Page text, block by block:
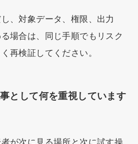
、対象データ、権限、出力
場合は、同じ手順でもリスク
再検証してください。
として何を重視しています